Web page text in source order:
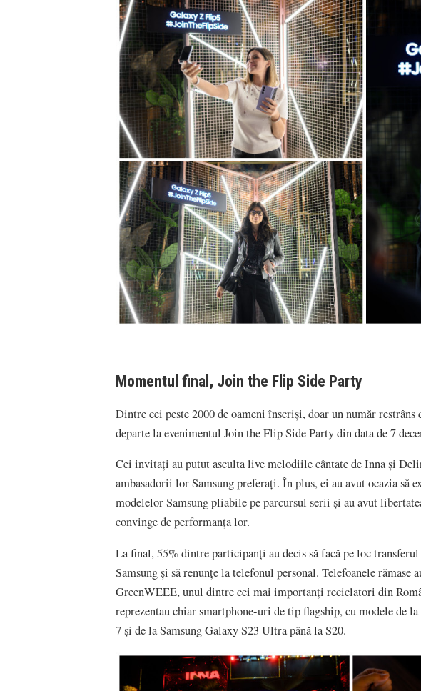
Momentul final, Join the Flip Side Party
Dintre cei peste 2000 de oameni înscriși, doar un număr
departe la evenimentul Join the Flip Side Party din data de 7
Cei invitați au putut asculta live melodiile cântate de Inna și
ambasadorii lor Samsung preferați. În plus, ei au avut ocazia să
modelelor Samsung pliabile pe parcursul serii și au avut
convinge de performanța lor.
La final, 55% dintre participanți au decis să facă pe loc
Samsung și să renunțe la telefonul personal. Telefoanele rămase
GreenWEEE, unul dintre cei mai importanți reciclatori din
reprezentau chiar smartphone-uri de tip flagship, cu modele de
7 și de la Samsung Galaxy S23 Ultra până la S20.